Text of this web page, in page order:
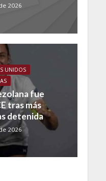
2026
UNIDOS
fue
tras más
detenida
2026